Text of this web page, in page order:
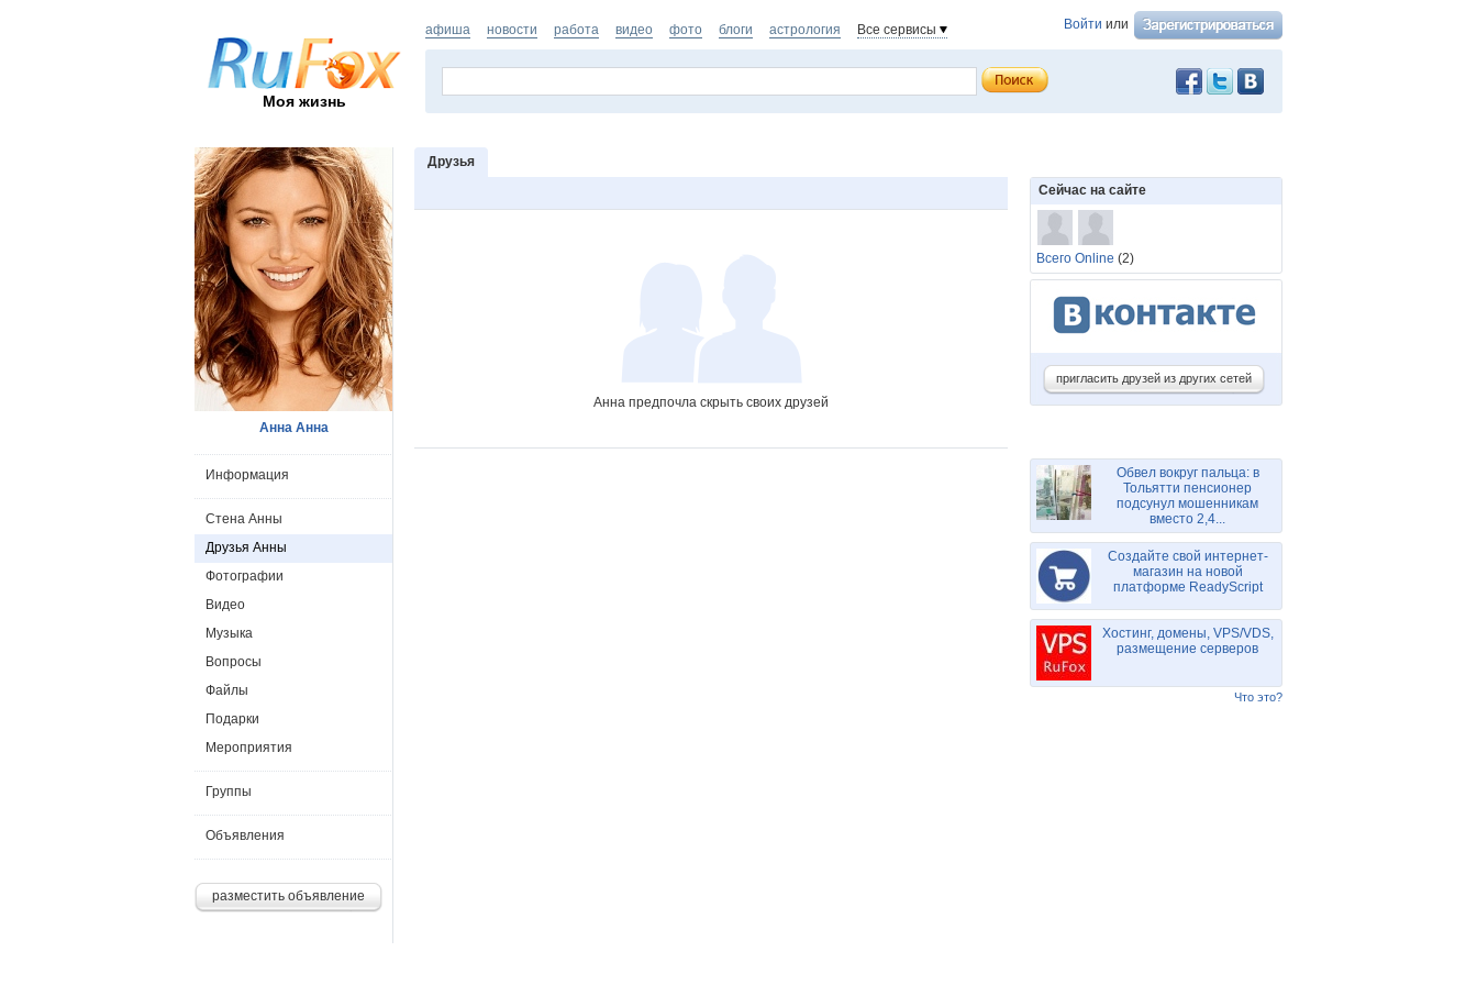
Моя жизнь
Войти или
афиша новости работа видео фото блоги астрология Все сервисы
Друзья
Анна предпочла скрыть своих друзей
Анна Анна
Информация
Стена Анны
Друзья Анны
Фотографии
Видео
Музыка
Вопросы
Файлы
Подарки
Мероприятия
Группы
Объявления
разместить объявление
Сейчас на сайте
Всего Online (2)
пригласить друзей из других сетей
Обвел вокруг пальца: в
Тольятти пенсионер
подсунул мошенникам
вместо 2,4...
Создайте свой интернет-
магазин на новой
платформе ReadyScript
Хостинг, домены, VPS/VDS,
размещение серверов
Что это?